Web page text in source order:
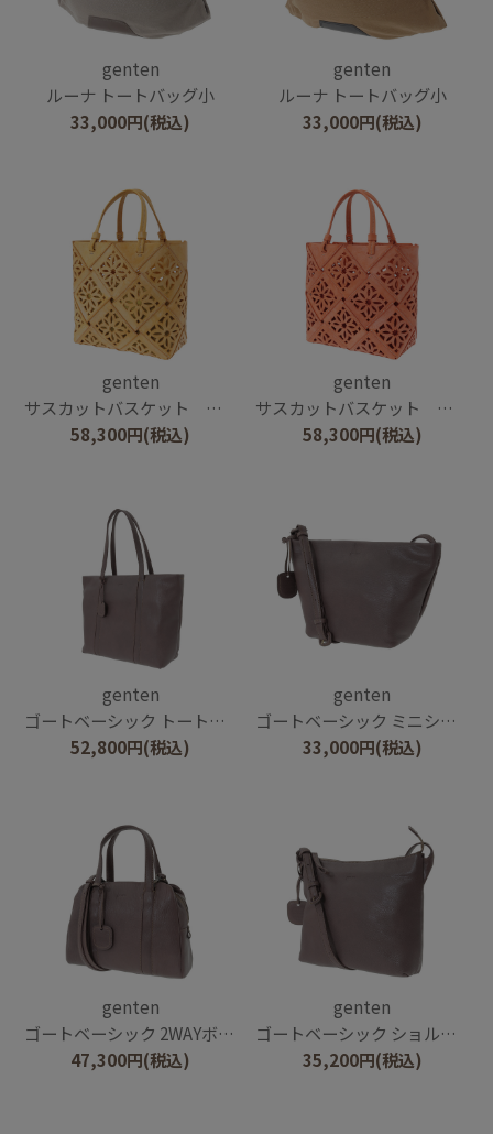
genten
ルーナ トートバッグ小
33,000円(税込)
genten
ルーナ トートバッグ小
33,000円(税込)
genten
サスカットバスケット ペール
58,300円(税込)
genten
サスカットバスケット ペール
58,300円(税込)
genten
ゴートベーシック トートバッグ
52,800円(税込)
genten
ゴートベーシック ミニショルダー
33,000円(税込)
genten
ゴートベーシック 2WAYボストンバッグ
47,300円(税込)
genten
ゴートベーシック ショルダーバッグ
35,200円(税込)